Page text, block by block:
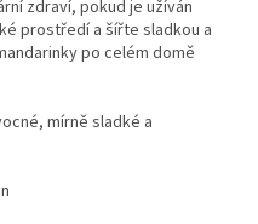
zdraví, pokud je užíván
prostředí a šířte sladkou a
po celém domě
mírně sladké a